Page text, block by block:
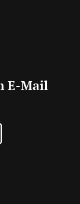
E-Mail